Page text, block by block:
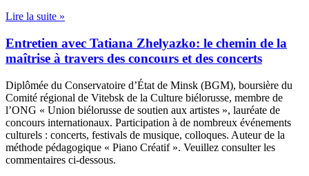
Lire la suite »
Entretien avec Tatiana Zhelyazko: le chemin de la
maîtrise à travers des concours et des concerts
Diplômée du Conservatoire d’État de Minsk (BGM), boursière du
Comité régional de Vitebsk de la Culture biélorusse, membre de
l’ONG « Union biélorusse de soutien aux artistes », lauréate de
concours internationaux. Participation à de nombreux événements
culturels : concerts, festivals de musique, colloques. Auteur de la
méthode pédagogique « Piano Créatif ». Veuillez consulter les
commentaires ci-dessous.